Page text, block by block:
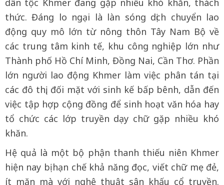
dân tộc Khmer đang gặp nhiều khó khăn, thách
thức. Đáng lo ngại là làn sóng dịch chuyển lao
động quy mô lớn từ nông thôn Tây Nam Bộ về
các trung tâm kinh tế, khu công nghiệp lớn như
Thành phố Hồ Chí Minh, Đồng Nai, Cần Thơ. Phần
lớn người lao động Khmer làm việc phân tán tại
các đô thị, đối mặt với sinh kế bấp bênh, dẫn đến
việc tập hợp cộng đồng để sinh hoạt văn hóa hay
tổ chức các lớp truyền dạy chữ gặp nhiều khó
khăn.
Hệ quả là một bộ phận thanh thiếu niên Khmer
hiện nay bị hạn chế khả năng đọc, viết chữ mẹ đẻ,
ít mặn mà với nghệ thuật sân khấu cổ truyền.